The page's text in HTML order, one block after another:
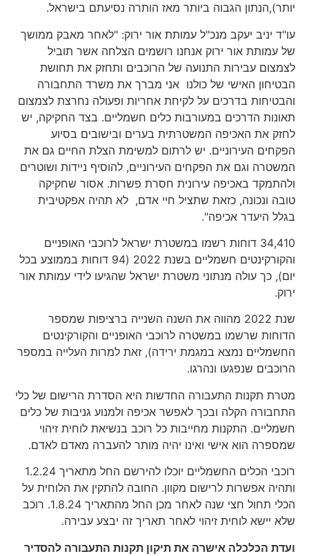
יותר),הנתון הגבוה ביותר מאז הותרה נסיעתם בישראל.
עו"ד יניב יעקב מנכ"ל עמותת אור ירוק: "לאחר מאבק ממושך
של עמותת אור ירוק אנחנו רושמים הצלחה אשר תוביל
לצמצום עבירות התנועה של הרוכבים ותחזק את תחושת
הבטיחון האישי של כולנו אני מברך את משרד התחבורה
והבטיחות בדרכים על לקיחת אחריות ופעולה נחרצת לצמצום
תאונות הדרכים במעורבות כלים חשמליים. בצד החקיקה, יש
לחזק את האכיפה המשטרתית בערים ובישובים בסיוע
הפקחים העירוניים. יש לרתום למשימת הצלת החיים גם את
המשטרה וגם את הפקחים העירוניים, להוסיף ניידות ושוטרים
ולהתמקד באכיפה עירונית חסרת פשרות. אסור שחקיקה
טובה ונכונה, כזאת שתציל חיי אדם, לא תהיה אפקטיבית
בגלל היעדר אכיפה".
34,410 דוחות רשמו במשטרת ישראל לרוכבי האופניים
והקורקינטים חשמליים בשנת 2022 (94 דוחות בממוצע בכל
יום), כך עולה מנתוני משטרת ישראל שהגיעו לידי עמותת אור
ירוק.
שנת 2022 מהווה את השנה השנייה ברציפות שמספר
הדוחות שרשמו במשטרה לרוכבי האופניים והקורקינטים
החשמליים נמצא במגמת ירידה), זאת למרות העלייה במספר
הרוכבים שנפגעו ונהרגו.
מטרת תקנות התעבורה החדשות היא הסדרת הרישום של כלי
התחבורה הקלה ובכך לאפשר אכיפה ולמנוע גניבות של כלים
חשמליים. התקנות מחייבות כל רוכב בנשיאת לוחית זיהוי
שמספרה הוא אישי ואינו יהיה מותר להעברה מאדם לאדם.
רוכבי הכלים החשמליים יוכלו להירשם החל מתאריך 1.2.24
ותהיה אפשרות לרישום מקוון. החובה להתקין את הלוחית על
הכלי תחול חצי שנה לאחר מכן החל מהתאריך 1.8.24. רוכב
שלא יישא לוחית זיהוי לאחר תאריך זה יבצע עבירה.
ועדת הכלכלה אישרה את תיקון תקנות התעבורה להסדיר